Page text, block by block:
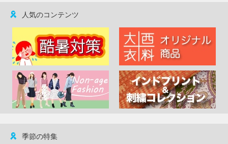
人気のコンテンツ
季節の特集